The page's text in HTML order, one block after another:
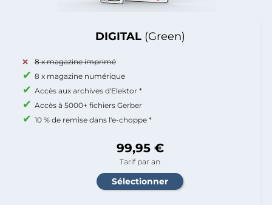
DIGITAL (Green)
8 x magazine imprimé
8 x magazine numérique
Accès aux archives d'Elektor *
Accès à 5000+ fichiers Gerber
10 % de remise dans l'e-choppe *
99,95 €
Tarif par an